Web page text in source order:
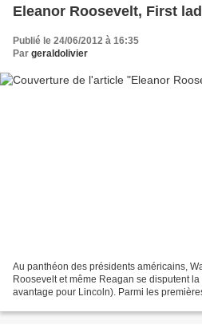
Eleanor Roosevelt, First
Publié le 24/06/2012 à 16:35
Par geraldolivier
Au panthéon des présidents américains,
Roosevelt et même Reagan se disputent
avantage pour Lincoln). Parmi les